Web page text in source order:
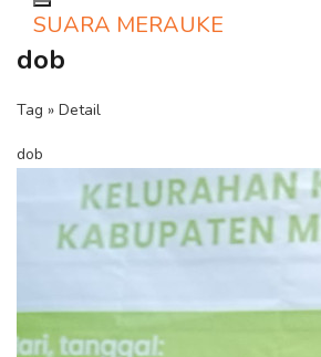
Toggle navigation
SUARA MERAUKE
dob
Tag » Detail
dob